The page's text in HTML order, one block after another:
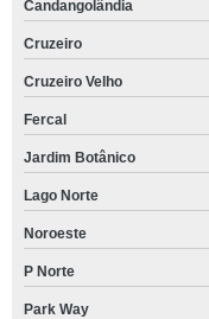
Candangolândia
Cruzeiro
Cruzeiro Velho
Fercal
Jardim Botânico
Lago Norte
Noroeste
P Norte
Park Way